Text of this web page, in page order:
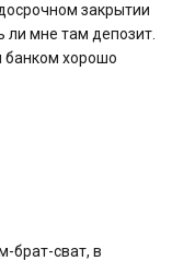
закрытии
ли мне там депозит.
банком хорошо
брат-сват, в